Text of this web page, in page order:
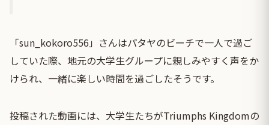
「sun_kokoro556」さんはパタヤのビーチで一人で過ご
していた際、地元の大学生グループに親しみやすく声をか
けられ、一緒に楽しい時間を過ごしたそうです。
投稿された動画には、大学生たちがTriumphs Kingdomの